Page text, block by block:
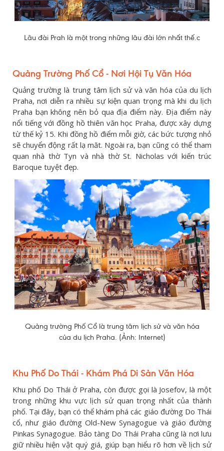
Lâu đài Prah là một trong những lâu đài lớn nhất thế.c
Quảng Trường Phố Cổ - Nơi Hội Tụ Văn Hóa
Quảng trường là trung tâm lịch sử và văn hóa của du lịch
Praha, nơi diễn ra nhiều sự kiện quan trọng mà khi du lịch
Praha bạn không nên bỏ qua địa điểm này. Địa điểm này
nổi tiếng với đồng hồ thiên văn học Praha, được xây dựng
từ thế kỷ 15. Khi đồng hồ điểm mỗi giờ, các bức tượng nhỏ
sẽ chuyển động rất lạ măt. Ngoài ra, bạn cũng có thể tham
quan nhà thờ Tyn và nhà thờ St. Nicholas với kiến trúc
Baroque tuyệt đẹp.
Quảng trường Phố Cổ là trung tâm lịch sử và văn hóa
của du lịch Praha. (Ảnh: Internet)
Khu Phố Do Thái - Khám Phá Di Sản Văn Hóa
Khu phố Do Thái ở Praha, còn được gọi là Josefov, là một
trong những khu vực lịch sử quan trọng nhất của thành
phố. Tại đây, bạn có thể khám phá các giáo đường Do Thái
cổ, như giáo đường Old-New Synagogue và giáo đường
Pinkas Synagogue. Bảo tàng Do Thái Praha cũng là nơi lưu
giữ nhiều hiện vật quý giá, giúp bạn hiểu rõ hơn về lịch sử